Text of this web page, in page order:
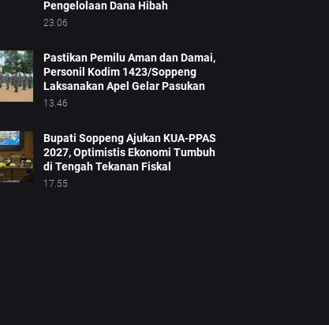
Pengelolaan Dana Hibah
23.06
Pastikan Pemilu Aman dan Damai,
Personil Kodim 1423/Soppeng
Laksanakan Apel Gelar Pasukan
13.46
Bupati Soppeng Ajukan KUA-PPAS
2027, Optimistis Ekonomi Tumbuh
di Tengah Tekanan Fiskal
17.55